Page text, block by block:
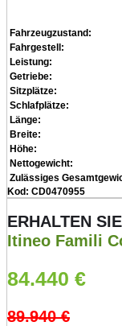
Fahrzeugzustand:
Fahrgestell:
Leistung:
Getriebe:
Sitzplätze:
Schlafplätze:
Länge:
Breite:
Höhe:
Nettogewicht:
Zulässiges
Kod: CD0470955
ERHALTEN
Itineo Famili
84.440 €
89.940€